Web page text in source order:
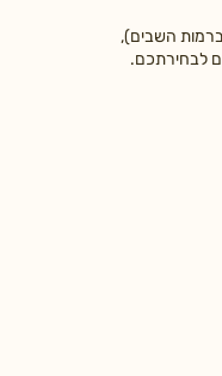
השבים),
לבחירתכם.